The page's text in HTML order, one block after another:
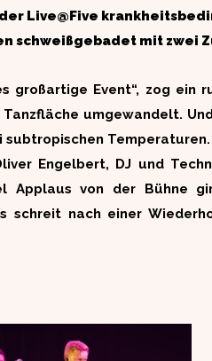
Live@Five
schweißgebadet mit zwei
Event“, zog ein
umgewandelt.
subtropischen
Engelbert, DJ und
von der Bühne
nach einer